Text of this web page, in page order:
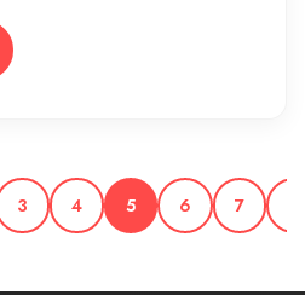
3 4 5 6 7